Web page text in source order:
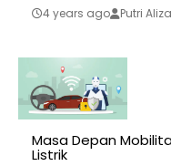
4 years ago Putri
Masa Depan
Listrik